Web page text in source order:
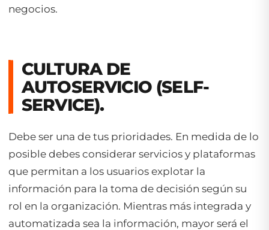
negocios.
CULTURA DE
AUTOSERVICIO (SELF-
SERVICE).
Debe ser una de tus prioridades. En medida de lo
posible debes considerar servicios y plataformas
que permitan a los usuarios explotar la
información para la toma de decisión según su
rol en la organización. Mientras más integrada y
automatizada sea la información, mayor será el